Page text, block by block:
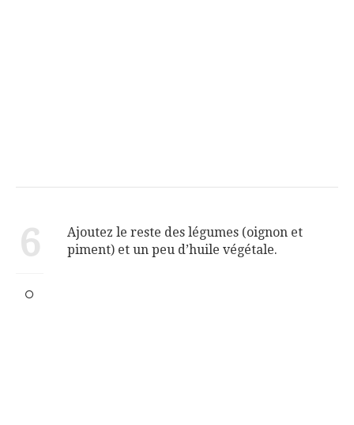
6
Ajoutez le reste des légumes (oignon et
piment) et un peu d’huile végétale.